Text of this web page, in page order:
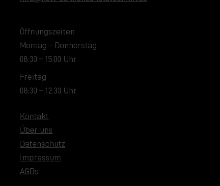
Öffnungszeiten
Montag – Donnerstag
08:30 – 15:00 Uhr
Freitag
08:30 – 12:30 Uhr
Kontakt
Über uns
Datenschutz
Impressum
AGBs